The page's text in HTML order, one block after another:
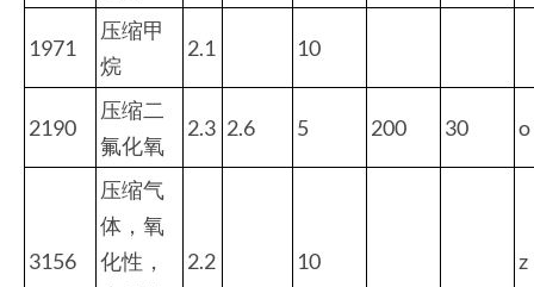
1971
压缩甲
烷
2.1 10
2190
压缩二
氟化氧
2.3 2.6 5 200 30 o
3156
压缩气
体，氧
化性，
2.2 10 z